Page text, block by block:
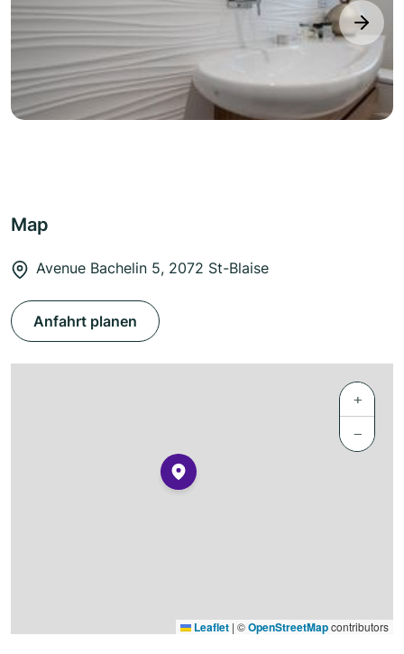
next
Map
Avenue Bachelin 5, 2072 St-Blaise
Anfahrt planen
+
−
Leaflet | ©OpenStreetMapcontributors